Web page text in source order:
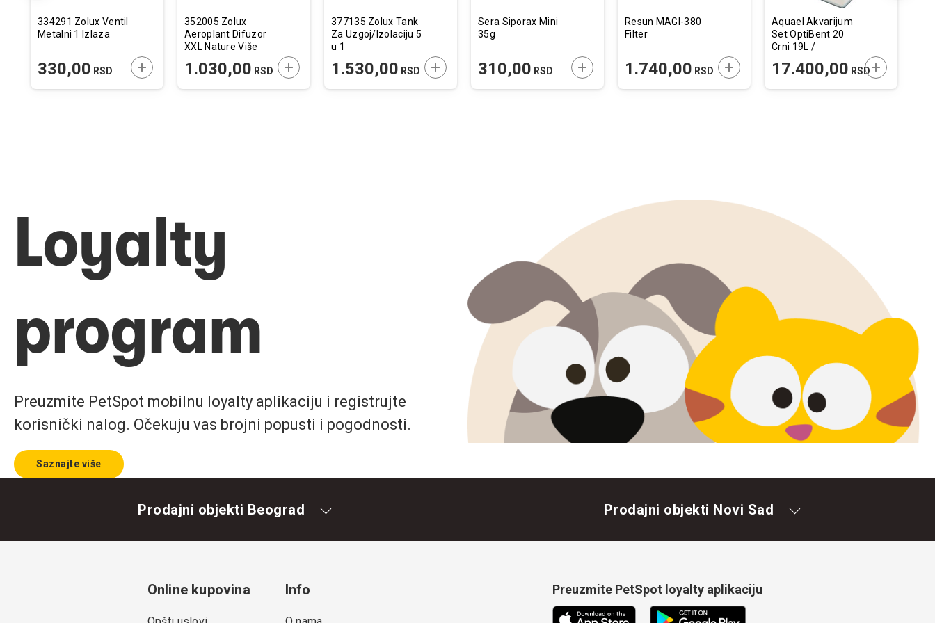
U KORPU
334291 Zolux Ventil
Metalni 1 Izlaza
330,00 RSD DODAJTE U KORPU
352005 Zolux
Aeroplant Difuzor
XXL Nature Više
1.030,00 RSD DODAJTE U KORPU
377135 Zolux Tank
Za Uzgoj/Izolaciju 5
u 1
1.530,00 RSD DODAJTE U KORPU
Sera Siporax Mini
35g
310,00 RSD DODAJTE U KORPU
Resun MAGI-380
Filter
1.740,00 RSD DODAJTE U KORPU
Aquael Akvarijum
Set OptiBent 20
Crni 19L /
17.400,00 RSDDODAJTE U
Loyalty
program
Preuzmite PetSpot mobilnu loyalty aplikaciju i registrujte
korisnički nalog. Očekuju vas brojni popusti i pogodnosti.
Saznajte više
Prodajni objekti Beograd Prodajni objekti Novi Sad
Online kupovina Info Preuzmite PetSpot loyalty aplikaciju